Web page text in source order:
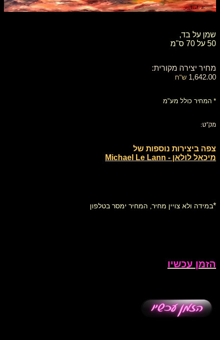
​​​​​​​​​​​שמן על בד,
50 על 70 ס"מ
מחיר יצירה מקורית:
1,642.00 ש"ח
* המחיר כולל מע"מ
מק"ט:
צפה ביצירות נוספות של
מיכאל לולאן - Michael Le Lann
*במידה ולא צויין מחיר, המחיר ימסר בטלפון
הזמן עכשיו